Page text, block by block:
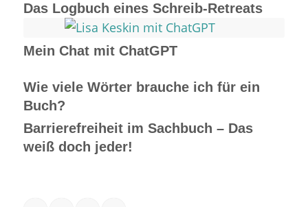
Das Logbuch eines Schreib-Retreats
Mein Chat mit ChatGPT
Wie viele Wörter brauche ich für ein
Buch?
Barrierefreiheit im Sachbuch – Das
weiß doch jeder!